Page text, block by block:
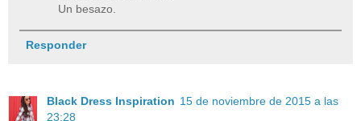
Un besazo.
Responder
Black Dress Inspiration 15 de noviembre de 2015 a las
23:28